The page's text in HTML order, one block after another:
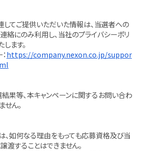
してご提供いただいた情報は、当選者への
絡にのみ利用し、当社のプライバシーポリ
ます。
https://company.nexon.co.jp/suppor
結果等、本キャンペーンに関するお問い合わ
ん。
、如何なる理由をもっても応募資格及び当
渡することはできません。